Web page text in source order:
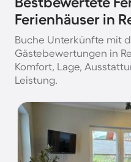
Ferienhäuser in
Buche Unterkünfte mit
Gästebewertungen in
Komfort, Lage,
Leistung.